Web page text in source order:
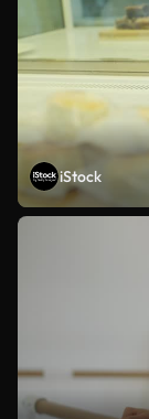
iStock